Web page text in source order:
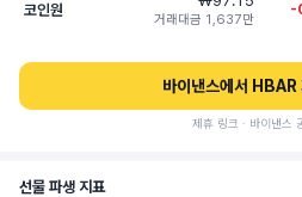
코인원
거래대금 1,637만
-
바이낸스에서 HBAR
제휴 링크 · 바이낸스
선물 파생 지표